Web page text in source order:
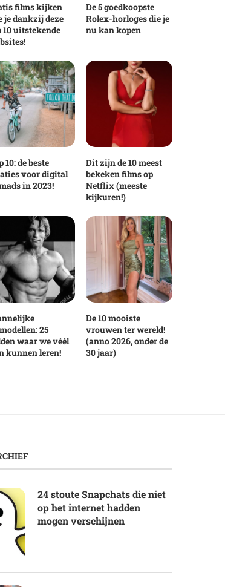
films kijken
je dankzij deze
10 uitstekende
De 5 goedkoopste
Rolex-horloges die je
nu kan kopen
10: de beste
voor digital
in 2023!
Dit zijn de 10 meest
bekeken films op
Netflix (meeste
kijkuren!)
25
waar we véél
kunnen leren!
De 10 mooiste
vrouwen ter wereld!
(anno 2026, onder de
30 jaar)
24 stoute Snapchats die niet
op het internet hadden
mogen verschijnen